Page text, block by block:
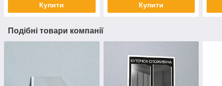
Купити Купити
Подібні товари компанії